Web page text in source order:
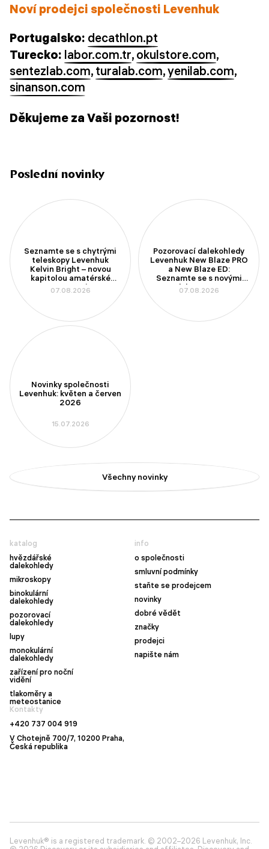
Noví prodejci společnosti Levenhuk
Portugalsko: decathlon.pt
Turecko: labor.com.tr, okulstore.com,
sentezlab.com, turalab.com,yenilab.com,
sinanson.com
Děkujeme za Vaši pozornost!
Poslední novinky
Seznamte se s chytrými
teleskopy Levenhuk
Kelvin Bright – novou
kapitolou amatérské
astronomie
07.08.2026
Pozorovací dalekohledy
Levenhuk New Blaze PRO
a New Blaze ED:
Seznamte se s novými
modely se 100mm
aperturou
07.08.2026
Novinky společnosti
Levenhuk: květen a červen
2026
15.07.2026
Všechny novinky
katalog
hvězdářské
dalekohledy
mikroskopy
binokulární
dalekohledy
pozorovací
dalekohledy
lupy
monokulární
dalekohledy
zařízení pro noční
vidění
tlakoměry a
meteostanice
info
o společnosti
smluvní podmínky
staňte se prodejcem
novinky
dobré vědět
značky
prodejci
napište nám
Kontakty
+420 737 004 919
V Chotejně 700/7, 10200 Praha,
Česká republika
Levenhuk® is a registered trademark. © 2002–2026 Levenhuk, Inc.